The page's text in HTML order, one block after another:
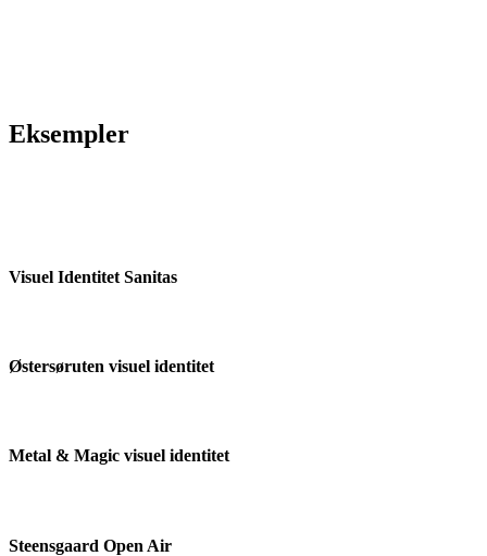
Eksempler
Visuel Identitet Sanitas
Østersøruten visuel identitet
Metal & Magic visuel identitet
Steensgaard Open Air